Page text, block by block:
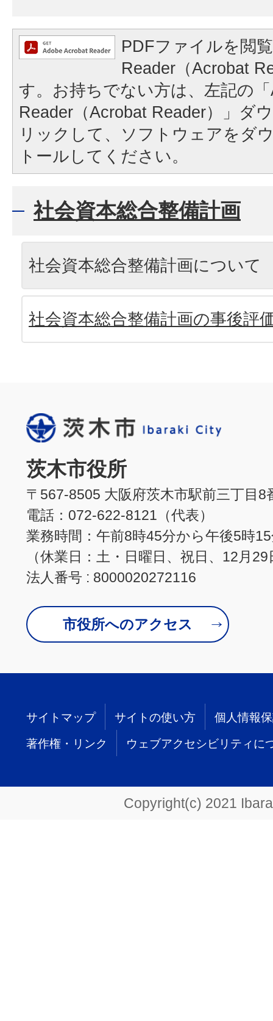
PDFファイルを閲
Reader（Acrobat
す。お持ちでない方は、左記の
Reader（Acrobat Reader）」ダ
リックして、ソフトウェアをダ
トールしてください。
社会資本総合整備計画
社会資本総合整備計画について
社会資本総合整備計画の事後評
茨木市役所
〒567-8505 大阪府茨木市駅前三丁目8
電話：072-622-8121（代表）
業務時間：午前8時45分から午後5時
（休業日：土・日曜日、祝日、12月
法人番号 : 8000020272116
市役所へのアクセス
サイトマップ サイトの使い方 個人情報
著作権・リンク ウェブアクセシビリティに
Copyright(c) 2021